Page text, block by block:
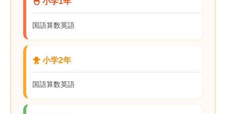
国語算数英語
🐥 小学2年
国語算数英語